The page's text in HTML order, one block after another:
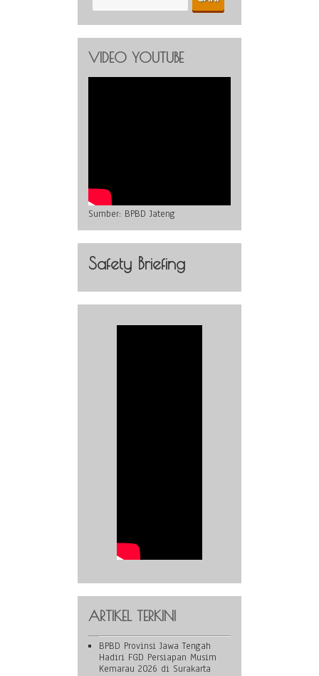
VIDEO YOUTUBE
Sumber: BPBD Jateng
Safety Briefing
ARTIKEL TERKINI
BPBD Provinsi Jawa Tengah
Hadiri FGD Persiapan Musim
Kemarau 2026 di Surakarta